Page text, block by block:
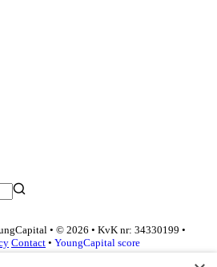
• © 2026 • KvK nr: 34330199 •
Contact • YoungCapital score